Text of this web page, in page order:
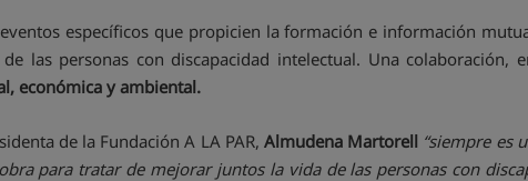
específicos que propicien la formación e información
las personas con discapacidad intelectual. Una
económica y ambiental.
de la Fundación A LA PAR,Almudena Martorell “siempre es
para tratar de mejorar juntos la vida de las personas con